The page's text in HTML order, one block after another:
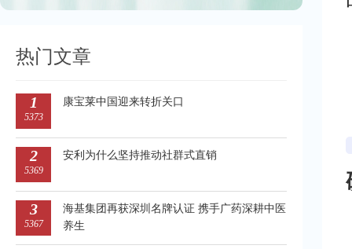
热门文章
1
5373
康宝莱中国迎来转折关口
2
5369
安利为什么坚持推动社群式直销
3
5367
海基集团再获深圳名牌认证 携手广药深耕中医
养生